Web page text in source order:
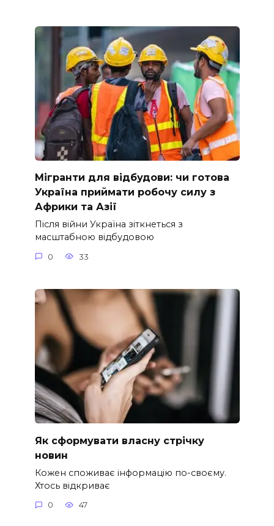
Мігранти для відбудови: чи готова
Україна приймати робочу силу з
Африки та Азії
Після війни Україна зіткнеться з
масштабною відбудовою
0 33
Як сформувати власну стрічку
новин
Кожен споживає інформацію по-своєму.
Хтось відкриває
0 47